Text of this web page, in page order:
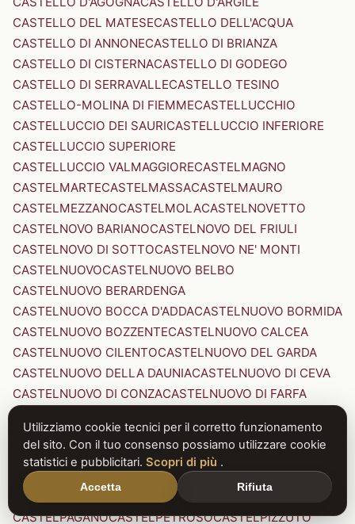
CASTELLO DEL MATESECASTELLO DELL'ACQUA
CASTELLO DI ANNONECASTELLO DI BRIANZA
CASTELLO DI CISTERNACASTELLO DI GODEGO
CASTELLO DI SERRAVALLECASTELLO TESINO
CASTELLO-MOLINA DI FIEMMECASTELLUCCHIO
CASTELLUCCIO DEI SAURICASTELLUCCIO INFERIORE
CASTELLUCCIO SUPERIORE
CASTELLUCCIO VALMAGGIORECASTELMAGNO
CASTELMARTECASTELMASSACASTELMAURO
CASTELMEZZANOCASTELMOLACASTELNOVETTO
CASTELNOVO BARIANOCASTELNOVO DEL FRIULI
CASTELNOVO DI SOTTOCASTELNOVO NE' MONTI
CASTELNUOVOCASTELNUOVO BELBO
CASTELNUOVO BERARDENGA
CASTELNUOVO BOCCA D'ADDACASTELNUOVO BORMIDA
CASTELNUOVO BOZZENTECASTELNUOVO CALCEA
CASTELNUOVO CILENTOCASTELNUOVO DEL GARDA
CASTELNUOVO DELLA DAUNIACASTELNUOVO DI CEVA
CASTELNUOVO DI CONZACASTELNUOVO DI FARFA
CASTELNUOVO DI PORTO CASTELNUOVO DON BOSCO
CASTELNUOVO MAGRACASTELNUOVO NIGRA
CASTELNUOVO PARANOCASTELNUOVO RANGONE
CASTELNUOVO SCRIVIA
CASTELNUOVO VAL DI CECINA
CASTELPAGANOCASTELPETROSOCASTELPIZZUTO
Utilizziamo cookie tecnici per il corretto funzionamento
del sito. Con il tuo consenso possiamo utilizzare cookie
statistici e pubblicitari. Scopri di più .
Accetta Rifiuta